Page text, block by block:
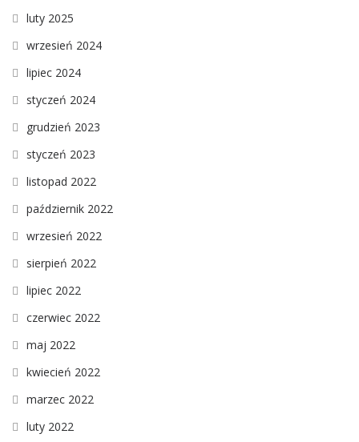
luty 2025
wrzesień 2024
lipiec 2024
styczeń 2024
grudzień 2023
styczeń 2023
listopad 2022
październik 2022
wrzesień 2022
sierpień 2022
lipiec 2022
czerwiec 2022
maj 2022
kwiecień 2022
marzec 2022
luty 2022